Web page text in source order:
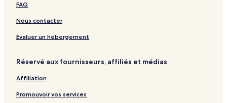
FAQ
Nous contacter
Évaluer un hébergement
Réservé aux fournisseurs, affiliés et médias
Affiliation
Promouvoir vos services